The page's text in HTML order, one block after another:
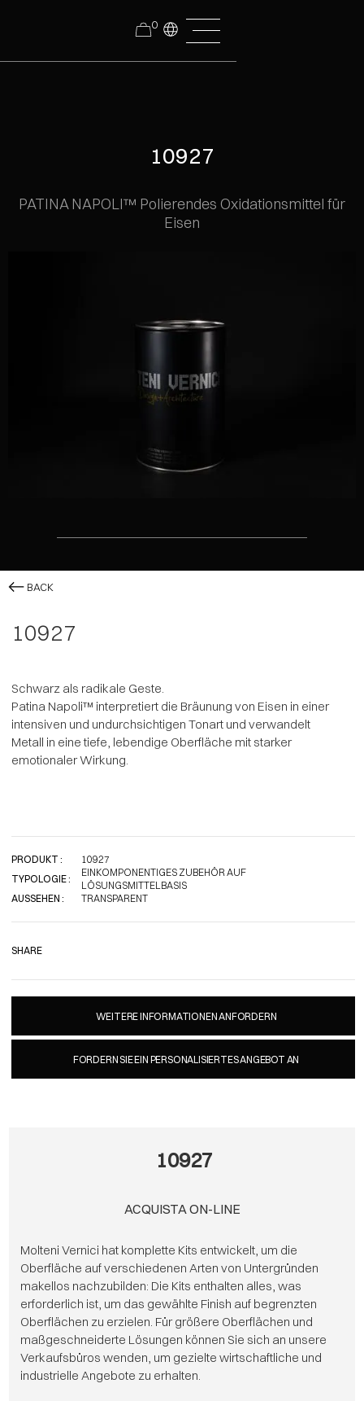
0
10927
PATINA NAPOLI™ Polierendes Oxidationsmittel für
Eisen
BACK
10927
Schwarz als radikale Geste.
Patina Napoli™ interpretiert die Bräunung von Eisen in einer
intensiven und undurchsichtigen Tonart und verwandelt
Metall in eine tiefe, lebendige Oberfläche mit starker
emotionaler Wirkung.
PRODUKT :
10927
TYPOLOGIE :
EINKOMPONENTIGES ZUBEHÖR AUF
LÖSUNGSMITTELBASIS
AUSSEHEN :
TRANSPARENT
SHARE
WEITERE INFORMATIONEN ANFORDERN
FORDERN SIE EIN PERSONALISIERTES ANGEBOT AN
10927
ACQUISTA ON-LINE
Molteni Vernici hat komplette Kits entwickelt, um die
Oberfläche auf verschiedenen Arten von Untergründen
makellos nachzubilden: Die Kits enthalten alles, was
erforderlich ist, um das gewählte Finish auf begrenzten
Oberflächen zu erzielen. Für größere Oberflächen und
maßgeschneiderte Lösungen können Sie sich an unsere
Verkaufsbüros wenden, um gezielte wirtschaftliche und
industrielle Angebote zu erhalten.